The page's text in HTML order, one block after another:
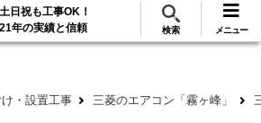
117万件! 無料見積
土日祝も工事OK！
21年の実績と信頼
検索 メニュー
・設置工事 三菱のエアコン「霧ヶ峰」